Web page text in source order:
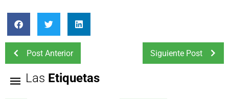
Post Anterior Siguiente Post
Las Etiquetas